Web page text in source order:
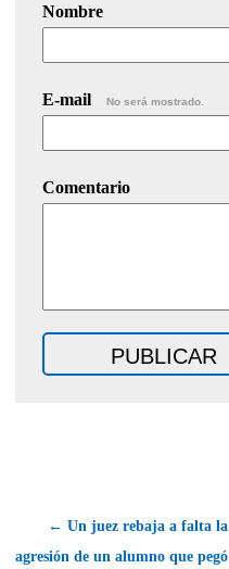
Nombre
E-mail No será mostrado.
Comentario
← Un juez rebaja a falta la
agresión de un alumno que pegó